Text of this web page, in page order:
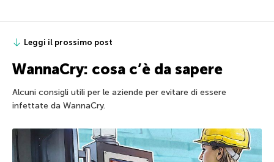
Leggi il prossimo post
WannaCry: cosa c’è da sapere
Alcuni consigli utili per le aziende per evitare di essere
infettate da WannaCry.